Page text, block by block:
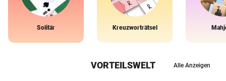
Solitär Kreuzworträtsel
VORTEILSWELT Alle Anzeigen